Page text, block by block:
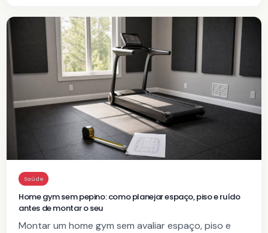
Saúde
Home gym sem pepino: como planejar espaço, piso e ruído
antes de montar o seu
Montar um home gym sem avaliar espaço, piso e